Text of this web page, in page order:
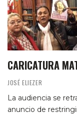
CARICATURA
JOSÉ ELIEZER
La audiencia se
anuncio de